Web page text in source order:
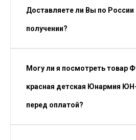
Доставляете ли Вы по России
получении?
Могу ли я посмотреть товар
красная детская Юнармия
перед оплатой?